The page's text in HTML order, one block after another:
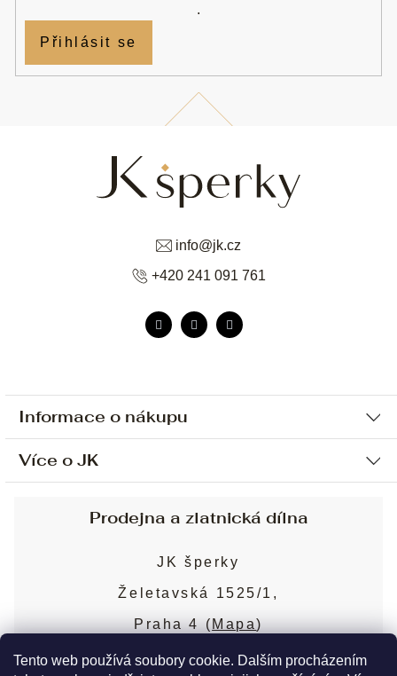
Tento web používá soubory cookie. Dalším procházením
Informace o nákupu
Ochrana osobních údajů
Sjednání osobní schůzky
Obchodní podmínky
Puncovní značky
Více o JK
Blog
Nejčastější dotazy
info@jk.cz
+420 241 091 761
.
Přihlásit se
Prodejna a zlatnická dílna
JK šperky
Želetavská 1525/1,
Praha 4 (Mapa)
Více o prodejně